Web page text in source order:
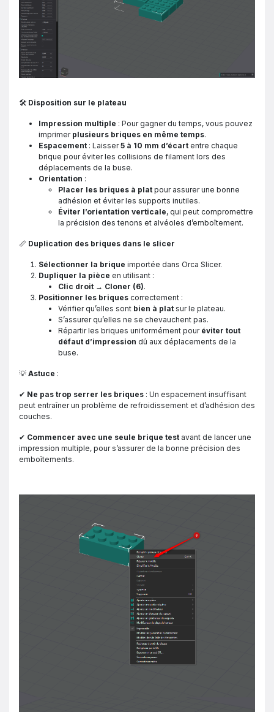
🛠 Disposition sur le plateau
Impression multiple : Pour gagner du temps, vous pouvez
imprimer plusieurs briques en même temps.
Espacement : Laisser5 à 10 mm d’écart entre chaque
brique pour éviter les collisions de filament lors des
déplacements de la buse.
Orientation :
Placer les briques à plat pour assurer une bonne
adhésion et éviter les supports inutiles.
Éviter l’orientation verticale, qui peut compromettre
la précision des tenons et alvéoles d’emboîtement.
📏 Duplication des briques dans le slicer
Sélectionner la brique importée dans Orca Slicer.
Dupliquer la pièce en utilisant :
Clic droit → Cloner (6).
Positionner les briques correctement :
Vérifier qu’elles sont bien à plat sur le plateau.
S’assurer qu’elles ne se chevauchent pas.
Répartir les briques uniformément pour éviter tout
défaut d’impression dû aux déplacements de la
buse.
💡 Astuce :
✔ Ne pas trop serrer les briques : Un espacement insuffisant
peut entraîner un problème de refroidissement et d’adhésion des
couches.
✔ Commencer avec une seule brique test avant de lancer une
impression multiple, pour s’assurer de la bonne précision des
emboîtements.